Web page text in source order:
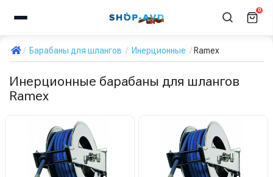
0
Барабаны для шлангов Инерционные Ramex
Инерционные барабаны для шлангов
Ramex